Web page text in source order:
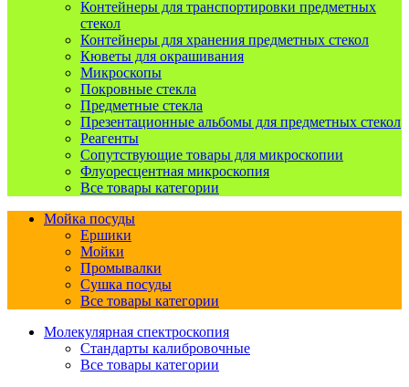
Контейнеры для транспортировки предметных
стекол
Контейнеры для хранения предметных стекол
Кюветы для окрашивания
Микроскопы
Покровные стекла
Предметные стекла
Презентационные альбомы для предметных стекол
Реагенты
Сопутствующие товары для микроскопии
Флуоресцентная микроскопия
Все товары категории
Мойка посуды
Ершики
Мойки
Промывалки
Сушка посуды
Все товары категории
Молекулярная спектроскопия
Стандарты калибровочные
Все товары категории